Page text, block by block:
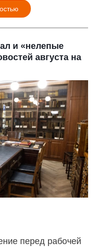
и «нелепые
августа на
перед рабочей